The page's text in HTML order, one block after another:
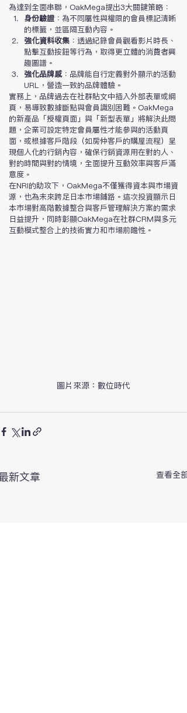
為達到全面串聯，OakMega提出3大關鍵策略：
身份驗證 ：為不同屬性與權限的會員標記清晰
的標籤，並區隔互動內容。
強化資料收集 ：透過紀錄會員觀看影片時長、
點擊互動按鈕等行為，取得更立體的消費者興
趣圖譜。
強化品牌感：品牌能自行定義對外顯示的活動
URL，營造一致的品牌體驗。
實務上，品牌過去在社群貼文中插入外部表單或網
頁，易導致數據斷點與會員識別困難。OakMega
的新產品「授權頁面」與「新型表單」將解決此問
題，企業可設定特定會員屬性才能參與的活動頁
面，或根據客戶階段（如房仲客戶的購屋流程）呈
現個人化的行銷內容，確保行銷資源用在對的人、
對的時間與對的情境，全面提升互動效率與客戶滿
意度。
在NRI的助攻下，OakMega不僅獲得資本與市場資
源，也為未來跨足日本市場鋪路。這次投資顯示日
本市場對高階數據整合與客戶管理解決方案的需求
日益提升，同時彰顯OakMega在社群CRM與多元
互動模式整合上的技術實力和市場前瞻性。
圖片來源：數位時代
新文章 查看全部